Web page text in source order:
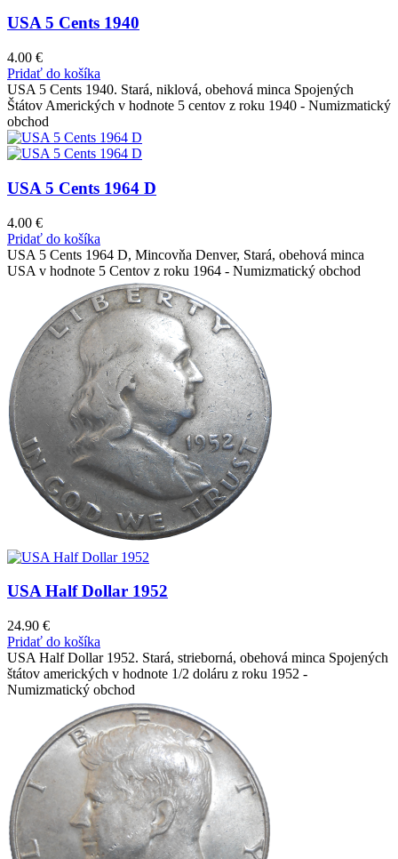
USA 5 Cents 1940
4.00 €
Pridať do košíka
USA 5 Cents 1940. Stará, niklová, obehová minca Spojených
Štátov Amerických v hodnote 5 centov z roku 1940 - Numizmatický
obchod
USA 5 Cents 1964 D
4.00 €
Pridať do košíka
USA 5 Cents 1964 D, Mincovňa Denver, Stará, obehová minca
USA v hodnote 5 Centov z roku 1964 - Numizmatický obchod
USA Half Dollar 1952
24.90 €
Pridať do košíka
USA Half Dollar 1952. Stará, strieborná, obehová minca Spojených
štátov amerických v hodnote 1/2 doláru z roku 1952 -
Numizmatický obchod